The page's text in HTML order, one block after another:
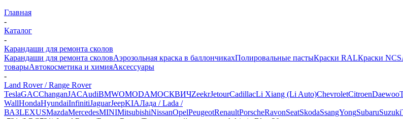
Главная
-
Каталог
-
Карандаши для ремонта сколов
Карандаши для ремонта сколовАэрозольная краска в баллончикахПолировальные пастыКраски RALКраски NCS
товарыАвтокосметика и химияАксессуары
-
Land Rover / Range Rover
TeslaGACChanganJACAudiBMWOMODAМОСКВИЧZeekrJetourCadillacLi Xiang (Li Auto)ChevroletCitroenDaewoo
WallHondaHyundaiInfinitiJaguarJeepKIAЛада / Lada /
ВАЗLEXUSMazdaMercedesMINIMitsubishiNissanOpelPeugeotRenaultPorscheRavonSeatSkodaSsangYongSubaruSuzuki